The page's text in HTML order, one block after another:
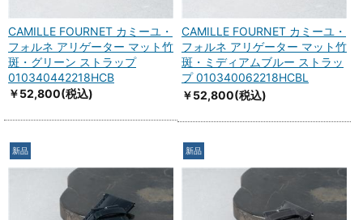
CAMILLE FOURNET カミーユ・
フォルネ アリゲーター マット竹
斑・グリーン ストラップ
010340442218HCB
￥52,800(税込)
CAMILLE FOURNET カミーユ・
フォルネ アリゲーター マット竹
斑・ミディアムブルー ストラッ
プ 010340062218HCBL
￥52,800(税込)
新品 新品